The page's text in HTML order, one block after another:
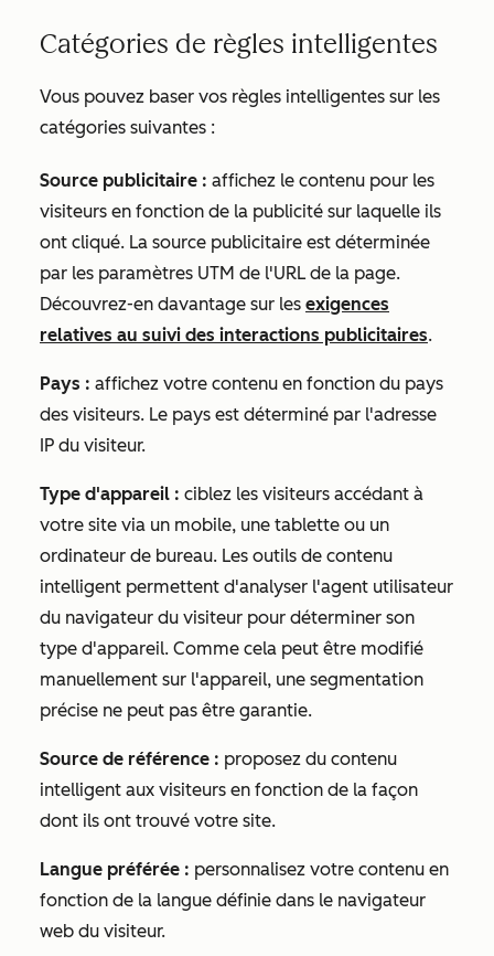
Catégories de règles intelligentes
Vous pouvez baser vos règles intelligentes sur les
catégories suivantes :
Source publicitaire : affichez le contenu pour les
visiteurs en fonction de la publicité sur laquelle ils
ont cliqué. La source publicitaire est déterminée
par les paramètres UTM de l'URL de la page.
Découvrez-en davantage sur les exigences
relatives au suivi des interactions publicitaires.
Pays : affichez votre contenu en fonction du pays
des visiteurs. Le pays est déterminé par l'adresse
IP du visiteur.
Type d'appareil : ciblez les visiteurs accédant à
votre site via un mobile, une tablette ou un
ordinateur de bureau. Les outils de contenu
intelligent permettent d'analyser l'agent utilisateur
du navigateur du visiteur pour déterminer son
type d'appareil. Comme cela peut être modifié
manuellement sur l'appareil, une segmentation
précise ne peut pas être garantie.
Source de référence : proposez du contenu
intelligent aux visiteurs en fonction de la façon
dont ils ont trouvé votre site.
Langue préférée : personnalisez votre contenu en
fonction de la langue définie dans le navigateur
web du visiteur.